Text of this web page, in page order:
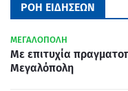
ΡΟΗ ΕΙΔΗΣΕΩΝ
ΜΕΓΑΛΟΠΟΛΗ
Με επιτυχία
Μεγαλόπολη